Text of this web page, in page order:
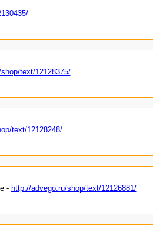
text/12128375/
text/12128248/
- http://advego.ru/shop/text/12126881/